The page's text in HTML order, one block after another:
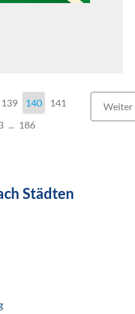
139 140
141
186
Weiter
Städten